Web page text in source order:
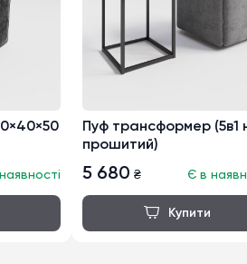
Пуф трансформер (5в1
прошитий)
5 680 ₴ Є в